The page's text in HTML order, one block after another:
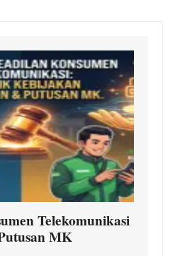
Telekomunikasi
MK